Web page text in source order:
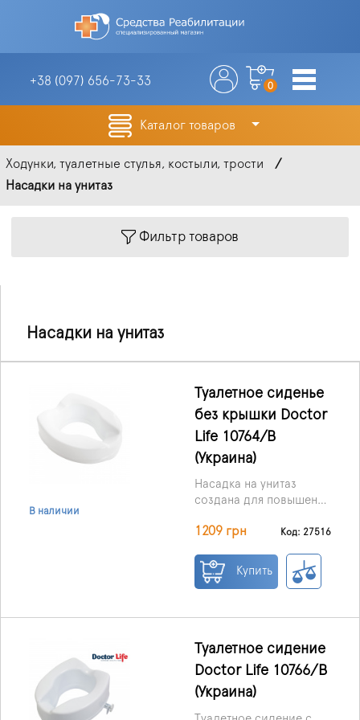
+38 (097) 656-73-33 0
Каталог товаров
Ходунки, туалетные стулья, костыли, трости
Насадки на унитаз
Фильтр товаров
Насадки на унитаз
В наличии
Туалетное сиденье
без крышки Doctor
Life 10764/B
(Украина)
Насадка на унитаз
создана для повышения
гигиенических
ограниченными
возможностями. Она
травм или операций на
тазобедренных
суставах, а также для
тех, кто проходит
1209 грн Код: 27516
Купить
Туалетное сидение
Doctor Life 10766/В
(Украина)